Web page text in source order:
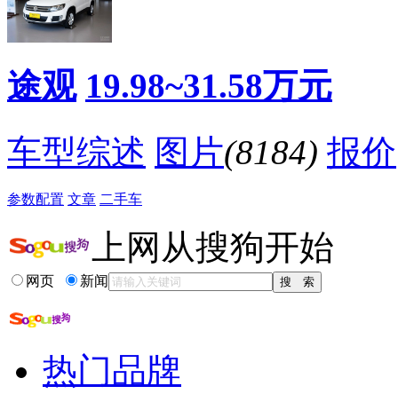
·上汽大众途观1-5月销量领先依旧
·21万上途观、本田CR-V还是翼虎？
·多项安全配置出众 新途观获得最高安全评级
·大众途观优惠2万 店内现车充足
·途观、奇骏等七款全系标配ESP的紧凑型SUV
降价促销
途观 19.98~31.58万元
车型综述 图片(8184) 报价
参数配置 文章 二手车
上网从搜狗开始
网页 新闻
热门品牌